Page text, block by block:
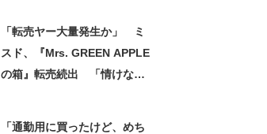
「転売ヤー大量発生か」 ミ
スド、『Mrs. GREEN APPLE
の箱』転売続出 「情けない
「通勤用に買ったけど、めち